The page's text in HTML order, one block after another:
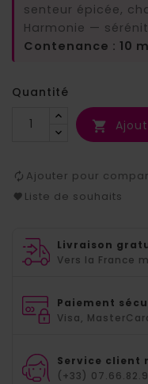
senteur épicée,
Harmonie —
Contenance : 10
Quantité

Ajouter pour
Liste de souhaits
Livraison
Vers la France
Paiement
Visa,
Service client
(+33)